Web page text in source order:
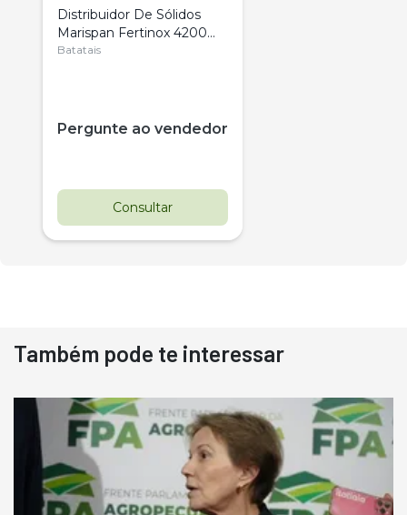
Distribuidor De Sólidos
Marispan Fertinox 4200
Citrus
Batatais
Pergunte ao vendedor
Consultar
Destaque
Usado
Pá Carregadeira Cat 966
Ano 1987
Londrina
Também pode te interessar